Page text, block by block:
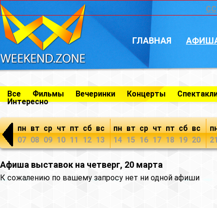
ГЛАВНАЯ
Все Фильмы Вечеринки Концерты
Интересно
пн
07
вт
08
ср
09
чт
10
пт
11
сб
12
вс
13
пн
14
вт
15
ср
16
чт
17
пт
18
сб
19
вс
20
Афиша выставок на четверг, 20 марта
К сожалению по вашему запросу нет ни одной афиши